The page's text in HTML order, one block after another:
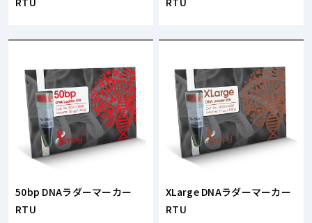
50bp DNAラダーマーカー
RTU
XLarge DNAラダーマーカー
RTU